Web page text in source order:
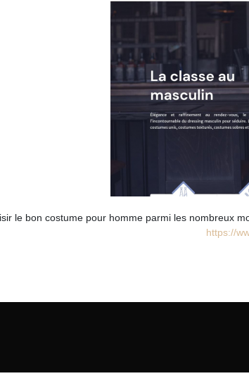
le bon costume pour homme parmi les nombreux
https://